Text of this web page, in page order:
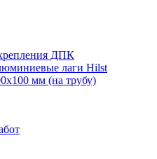
ДПК
лаги Hilst
мм (на трубу)